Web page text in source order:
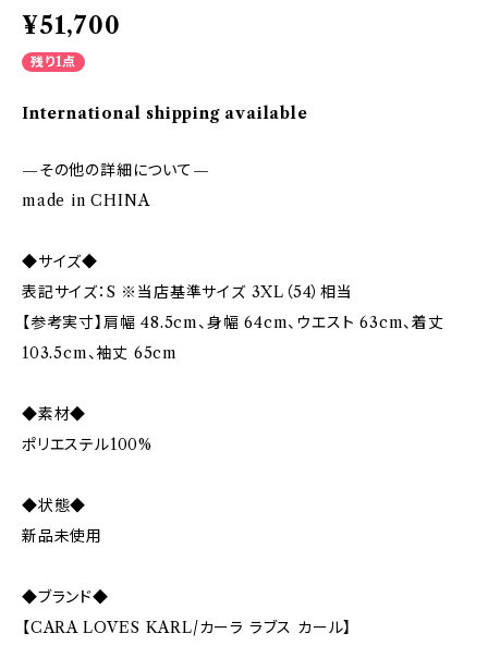
¥51,700
残り1点
International shipping available
—その他の詳細について—
made in CHINA
◆サイズ◆
表記サイズ：S ※当店基準サイズ 3XL（54）相当
【参考実寸】肩幅 48.5cm、身幅 64cm、ウエスト 63cm、着丈
103.5cm、袖丈 65cm
◆素材◆
ポリエステル100%
◆状態◆
新品未使用
◆ブランド◆
【CARA LOVES KARL/カーラ ラブス カール】